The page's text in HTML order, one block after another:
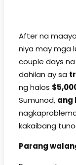
After na
niya may mga
couple days
dahilan ay sa
ng halos
Sumunod, ang
kakaibang
Parang